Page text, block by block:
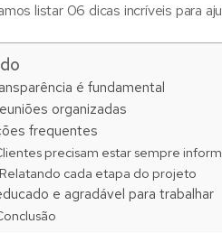
listar 06 dicas incríveis para
é fundamental
organizadas
frequentes
precisam estar sempre
Relatando cada etapa do projeto
e agradável para trabalhar